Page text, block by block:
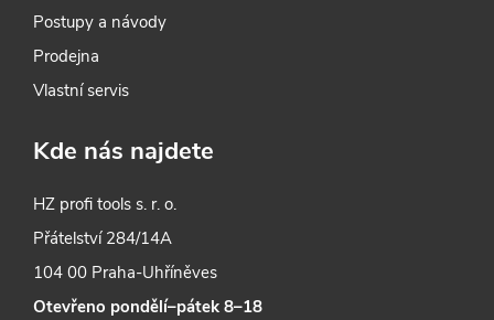
Postupy a návody
Prodejna
Vlastní servis
Kde nás najdete
HZ profi tools s. r. o.
Přátelství 284/14A
104 00 Praha-Uhříněves
Otevřeno pondělí–pátek 8–18